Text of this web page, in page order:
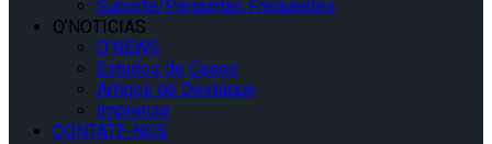
Suporte/Perguntas Frequentes
Q’NOTICIAS
Q’NEWS
Estudos de Casos
Artigos de Destaque
Imprensa
CONTATE-NOS